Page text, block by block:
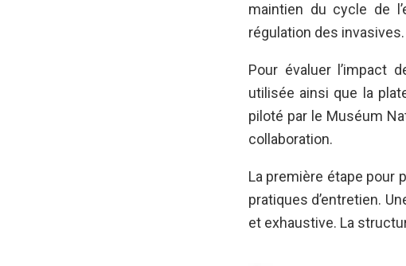
maintien du cycle de
régulation des invasives.
Pour évaluer l’impact
utilisée ainsi que la
piloté par le Muséum
collaboration.
La première étape pour
pratiques d’entretien.
et exhaustive. La